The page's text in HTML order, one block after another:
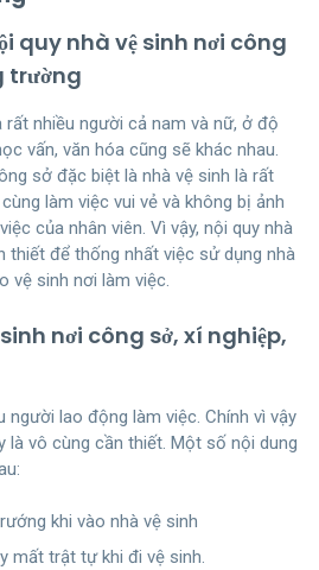
quy nhà vệ sinh nơi công
trường
nhiều người cả nam và nữ, ở độ
vấn, văn hóa cũng sẽ khác nhau.
sở đặc biệt là nhà vệ sinh là rất
làm việc vui vẻ và không bị ảnh
của nhân viên. Vì vậy, nội quy nhà
thiết để thống nhất việc sử dụng nhà
vệ sinh nơi làm việc.
nơi công sở, xí nghiệp,
người lao động làm việc. Chính vì vậy
là vô cùng cần thiết. Một số nội dung
khi vào nhà vệ sinh
mất trật tự khi đi vệ sinh.